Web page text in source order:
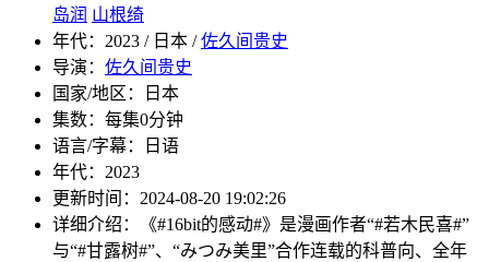
岛润 山根绮
年代： 2023 / 日本 /佐久间贵史
导演： 佐久间贵史
国家/地区：
日本
集数： 每集0分钟
语言/字幕：
日语
年代： 2023
更新时间： 2024-08-20 19:02:26
详细介绍：
《#16bit的感动#》是漫画作者“#若木民喜#”
与“#甘露树#”、“みつみ美里”合作连载的科普向、全年